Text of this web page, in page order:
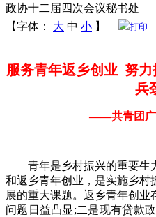
政协十二届四次会议秘书处
【字体：
大 中 小 】 打印
服务青年返乡创业 努
兵
——共青团广
青年是乡村振兴的重要生
和返乡青年创业，是实施乡村
展的重大课题。返乡青年创
问题日益凸显;二是现有贷款